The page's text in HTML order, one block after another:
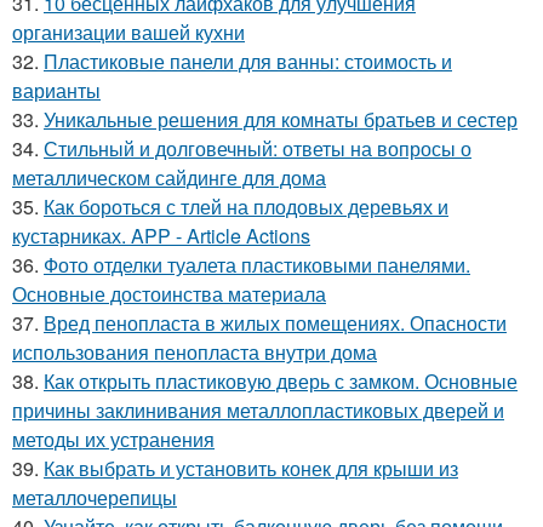
организации вашей кухни
32. Пластиковые панели для ванны: стоимость и
варианты
33. Уникальные решения для комнаты братьев и сестер
34. Стильный и долговечный: ответы на вопросы о
металлическом сайдинге для дома
35. Как бороться с тлей на плодовых деревьях и
кустарниках. APP - Article Actions
36. Фото отделки туалета пластиковыми панелями.
Основные достоинства материала
37. Вред пенопласта в жилых помещениях. Опасности
использования пенопласта внутри дома
38. Как открыть пластиковую дверь с замком. Основные
причины заклинивания металлопластиковых дверей и
методы их устранения
39. Как выбрать и установить конек для крыши из
металлочерепицы